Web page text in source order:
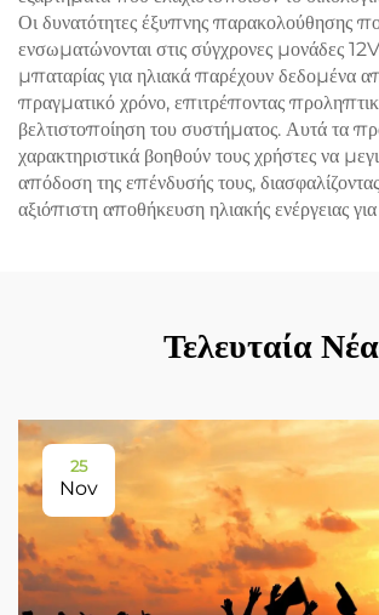
Οι δυνατότητες έξυπνης παρακολούθησης
ενσωματώνονται στις σύγχρονες μονάδες 12V
μπαταρίας για ηλιακά παρέχουν δεδομένα
πραγματικό χρόνο, επιτρέποντας
βελτιστοποίηση του συστήματος. Αυτά τα
χαρακτηριστικά βοηθούν τους χρήστες να
απόδοση της επένδυσής τους,
αξιόπιστη αποθήκευση ηλιακής ενέργειας
Τελευταία Νέα
25
Nov